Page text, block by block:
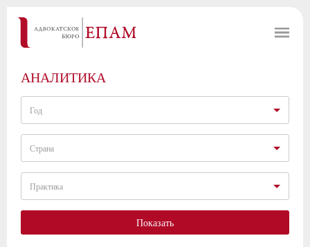
АНАЛИТИКА
Год
Страна
Практика
Показать